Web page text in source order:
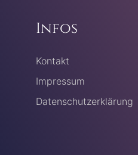
Infos
Kontakt
Impressum
Datenschutzerklärung